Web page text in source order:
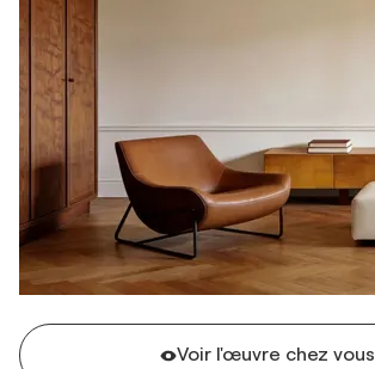
Voir l'œuvre chez vous